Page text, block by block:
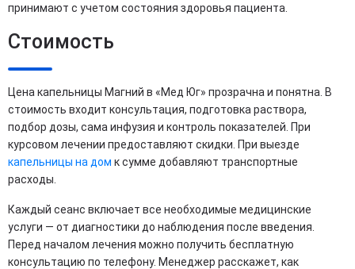
принимают с учетом состояния здоровья пациента.
Стоимость
Цена капельницы Магний в «Мед Юг» прозрачна и понятна. В
стоимость входит консультация, подготовка раствора,
подбор дозы, сама инфузия и контроль показателей. При
курсовом лечении предоставляют скидки. При выезде
капельницы на дом к сумме добавляют транспортные
расходы.
Каждый сеанс включает все необходимые медицинские
услуги — от диагностики до наблюдения после введения.
Перед началом лечения можно получить бесплатную
консультацию по телефону. Менеджер расскажет, как